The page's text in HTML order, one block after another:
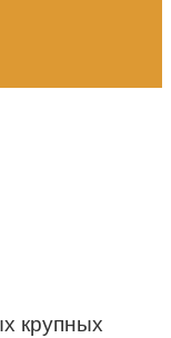
крупных